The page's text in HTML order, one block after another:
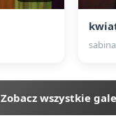
sabina
Zobacz wszystkie